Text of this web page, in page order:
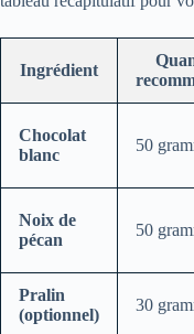
Ingrédient
Chocolat
blanc
50
Noix de
pécan
50
Pralin
(optionnel)
30